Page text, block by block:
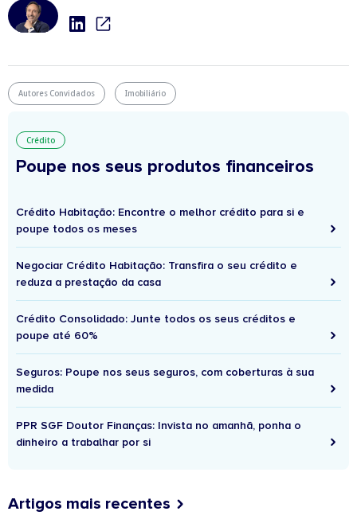
Autores Convidados Imobiliário
Crédito
Poupe nos seus produtos financeiros
Crédito Habitação: Encontre o melhor crédito para si e
poupe todos os meses
Negociar Crédito Habitação: Transfira o seu crédito e
reduza a prestação da casa
Crédito Consolidado: Junte todos os seus créditos e
poupe até 60%
Seguros: Poupe nos seus seguros, com coberturas à sua
medida
PPR SGF Doutor Finanças: Invista no amanhã, ponha o
dinheiro a trabalhar por si
Artigos mais recentes